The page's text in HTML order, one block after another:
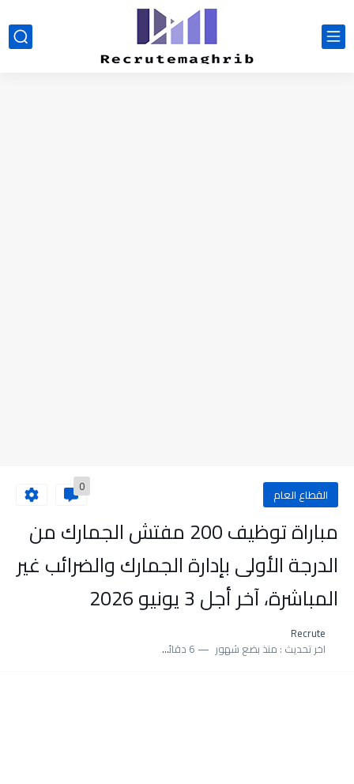
القطاع العام 0
مباراة توظيف 200 مفتش الجمارك من
الدرجة الأولى بإدارة الجمارك والضرائب غير
المباشرة، آخر أجل 3 يونيو 2026
Recrute
اخر تحديث : منذ بضع شهور 6 دقائق للقراءة